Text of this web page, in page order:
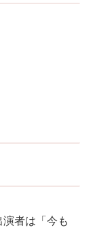
者は「今も